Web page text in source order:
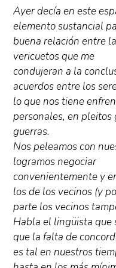
Ayer decía en este
elemento sustancial
buena relación entre
vericuetos que me
condujeran a la
acuerdos entre los
lo que nos tiene
personales, en pleitos
guerras.
Nos peleamos con
logramos negociar
convenientemente y
los de los vecinos (y
parte los vecinos
Habla el lingüista que
que la falta de
es tal en nuestros